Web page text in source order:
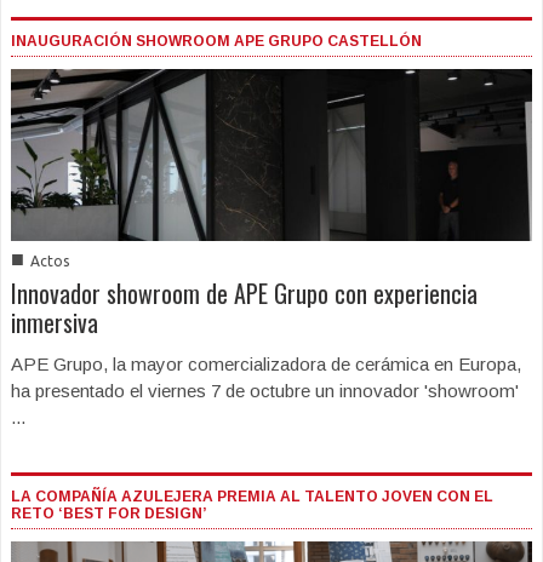
INAUGURACIÓN SHOWROOM APE GRUPO CASTELLÓN
■ Actos
Innovador showroom de APE Grupo con experiencia
inmersiva
APE Grupo, la mayor comercializadora de cerámica en Europa,
ha presentado el viernes 7 de octubre un innovador 'showroom'
...
LA COMPAÑÍA AZULEJERA PREMIA AL TALENTO JOVEN CON EL
RETO ‘BEST FOR DESIGN’